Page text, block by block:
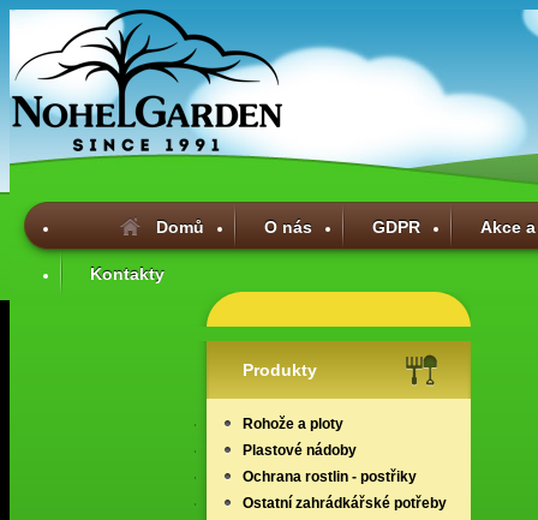
Domů O nás GDPR Akce
Kontakty
Produkty
Rohože a ploty
Plastové nádoby
Ochrana rostlin - postřiky
Ostatní zahrádkářské potřeby